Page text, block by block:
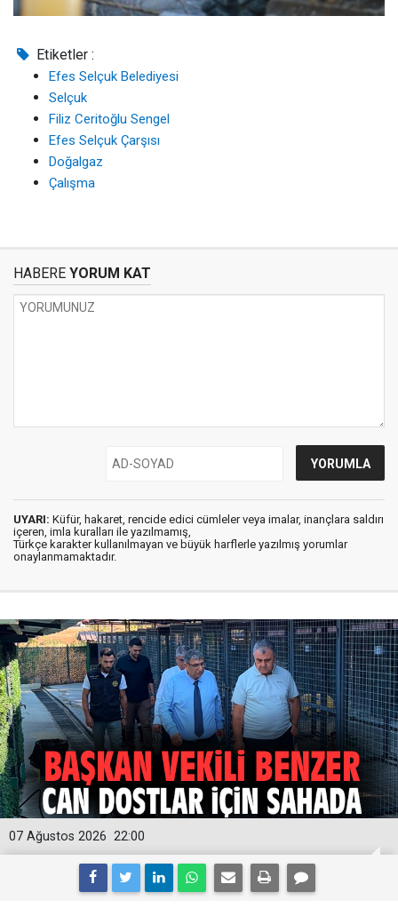
Etiketler :
Efes Selçuk Belediyesi
Selçuk
Filiz Ceritoğlu Sengel
Efes Selçuk Çarşısı
Doğalgaz
Çalışma
HABERE YORUM KAT
UYARI: Küfür, hakaret, rencide edici cümleler veya imalar, inançlara saldırı
içeren, imla kuralları ile yazılmamış,
Türkçe karakter kullanılmayan ve büyük harflerle yazılmış yorumlar
onaylanmamaktadır.
22:00
07 Ağustos 2026